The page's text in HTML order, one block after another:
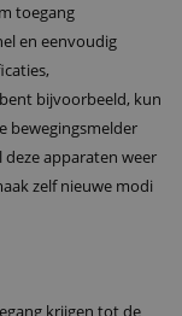
toegang
en eenvoudig
bijvoorbeeld, kun
bewegingsmelder
deze apparaten weer
zelf nieuwe modi
krijgen tot de